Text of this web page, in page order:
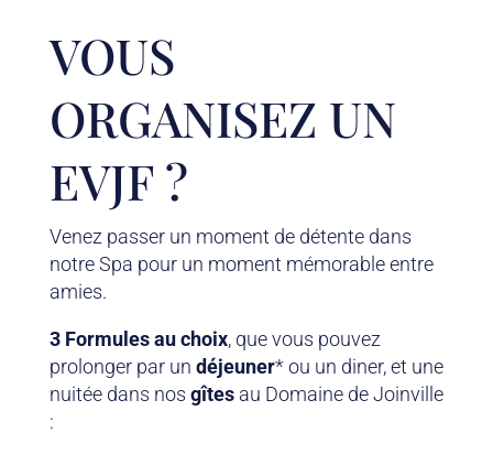
VOUS
ORGANISEZ UN
EVJF ?
Venez passer un moment de détente dans
notre Spa pour un moment mémorable entre
amies.
3 Formules au choix, que vous pouvez
prolonger par un déjeuner* ou un diner, et une
nuitée dans nos gîtesau Domaine de Joinville
: